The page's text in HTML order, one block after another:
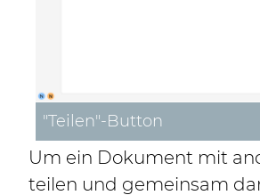
"Teilen"-Button
Um ein Dokument mit
teilen und gemeinsam